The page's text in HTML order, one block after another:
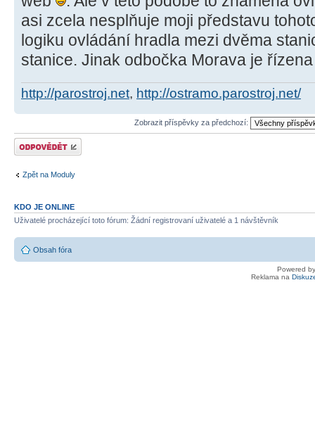
asi zcela nesplňuje moji představu
logiku ovládání hradla mezi dvěma
stanice. Jinak odbočka Morava je
http://parostroj.net, http://ostramo.parostroj.net/
Zobrazit příspěvky za předchozí:
Odeslat odpověď
Zpět na Moduly
KDO JE ONLINE
Uživatelé procházející toto fórum: Žádní registrovaní uživatelé a 1 návštěvník
Obsah fóra
Powered
Reklama na